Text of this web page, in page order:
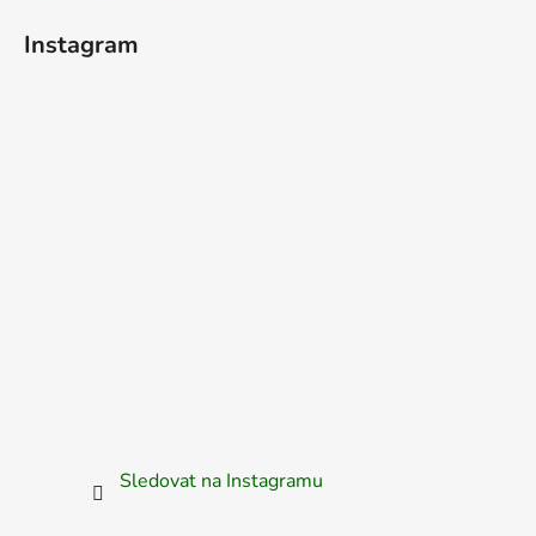
Instagram
Sledovat na Instagramu